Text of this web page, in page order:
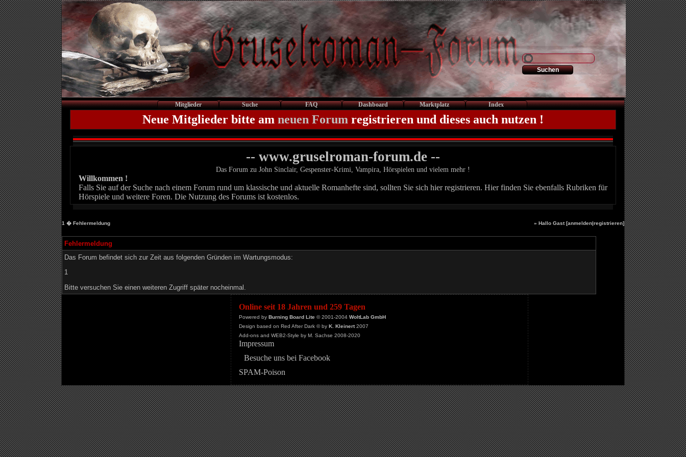
Mitglieder Suche FAQ Dashboard Marktplatz Index
Neue Mitglieder bitte am neuen Forum registrieren und dieses auch nutzen !
-- www.gruselroman-forum.de --
Das Forum zu John Sinclair, Gespenster-Krimi, Vampira, Hörspielen und vielem mehr !
Willkommen !
Falls Sie auf der Suche nach einem Forum rund um klassische und aktuelle Romanhefte sind, sollten Sie sich hier registrieren. Hier finden Sie ebenfalls Rubriken für
Hörspiele und weitere Foren. Die Nutzung des Forums ist kostenlos.
1 � Fehlermeldung » Hallo Gast [anmelden|registrieren]
Fehlermeldung
Das Forum befindet sich zur Zeit aus folgenden Gründen im Wartungsmodus:
1
Bitte versuchen Sie einen weiteren Zugriff später nocheinmal.
Online seit 18 Jahren und 259 Tagen
Powered by Burning Board Lite© 2001-2004 WoltLab GmbH
Design based on Red After Dark © by K. Kleinert2007
Add-ons and WEB2-Style by M. Sachse 2008-2020
Impressum
Besuche uns bei Facebook
SPAM-Poison